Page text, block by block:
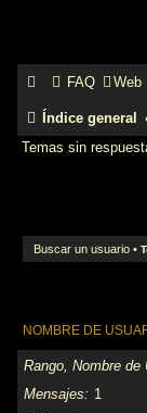
FAQ Web
Índice general
Temas sin
Buscar un usuario •
NOMBRE DE
Rango, Nombre de
Mensajes
1